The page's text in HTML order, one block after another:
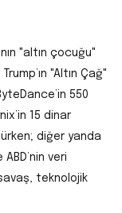
"altın çocuğu"
"Altın Çağ"
550
15 dinar
diğer yanda
ABD’nin veri
teknolojik